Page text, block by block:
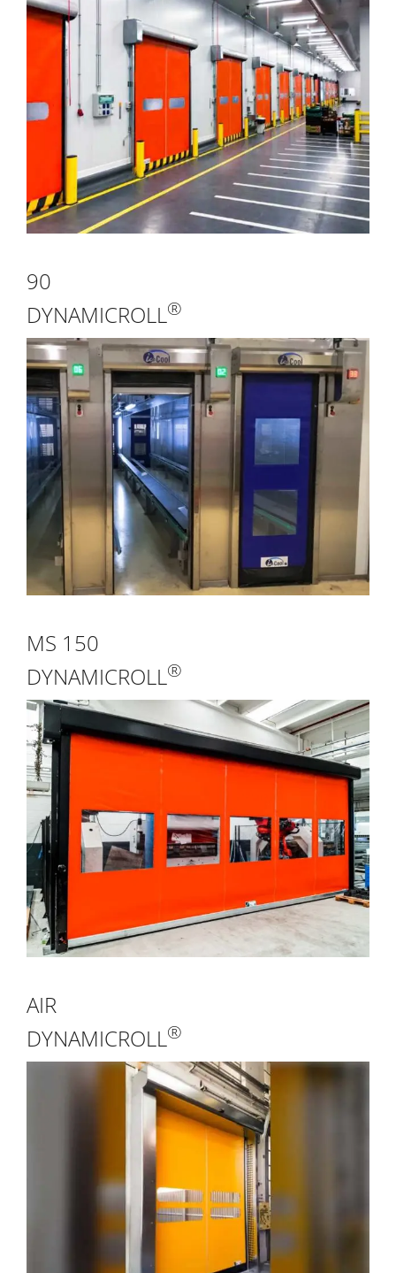
90
DYNAMICROLL®
MS 150
DYNAMICROLL®
AIR
DYNAMICROLL®